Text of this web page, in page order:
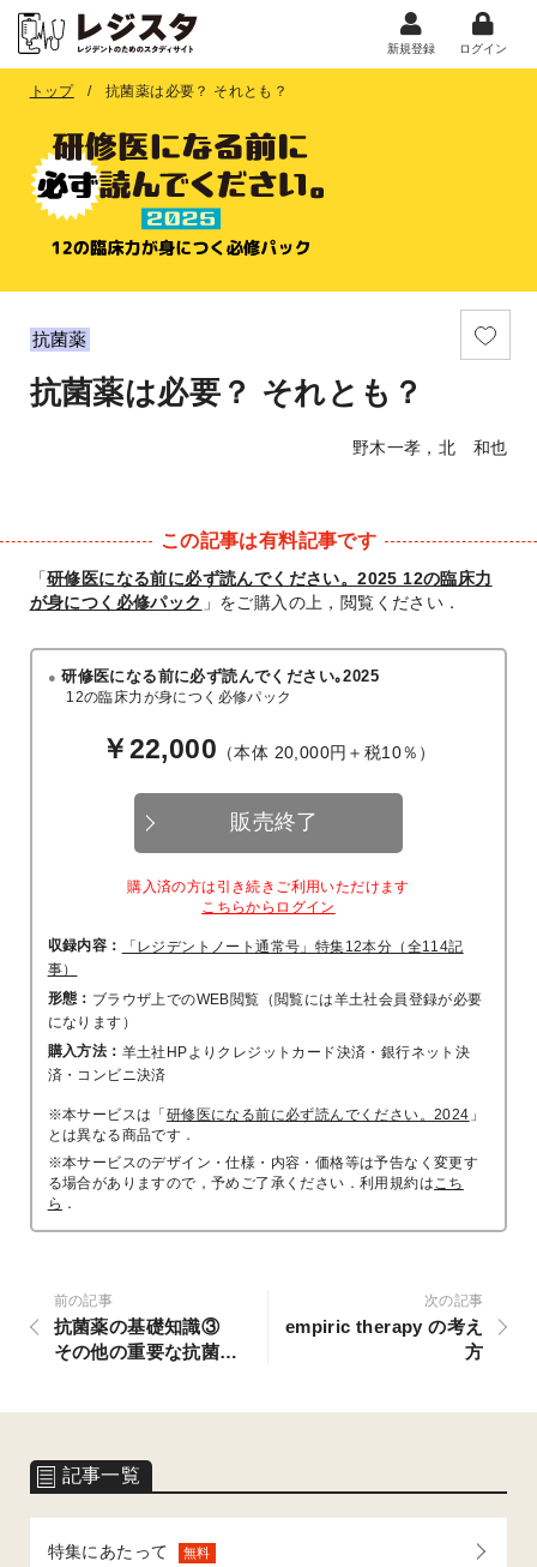
新規登録 ログイン
記事一覧
特集にあたって 無料
トップ 抗菌薬は必要？ それとも？
抗菌薬
抗菌薬は必要？ それとも？
野木一孝，北 和也
この記事は有料記事です
「研修医になる前に必ず読んでください。2025 12の臨床力
が身につく必修パック 」をご購入の上，閲覧ください．
研修医になる前に必ず読んでください｡2025
12の臨床力が身につく必修パック
￥22,000 （本体 20,000円＋税10％）
販売終了
購入済の方は引き続きご利用いただけます
こちらからログイン
収録内容：
「レジデントノート通常号」特集12本分（全114記
事）
形態： ブラウザ上でのWEB閲覧（閲覧には羊土社会員登録が必要
になります）
購入方法： 羊土社HPよりクレジットカード決済・銀行ネット決
済・コンビニ決済
※本サービスは「研修医になる前に必ず読んでください。2024 」
とは異なる商品です．
※本サービスのデザイン・仕様・内容・価格等は予告なく変更す
る場合がありますので，予めご了承ください．利用規約は こち
ら ．
前の記事
抗菌薬の基礎知識③
その他の重要な抗菌薬
次の記事
empiric therapy の考え
方